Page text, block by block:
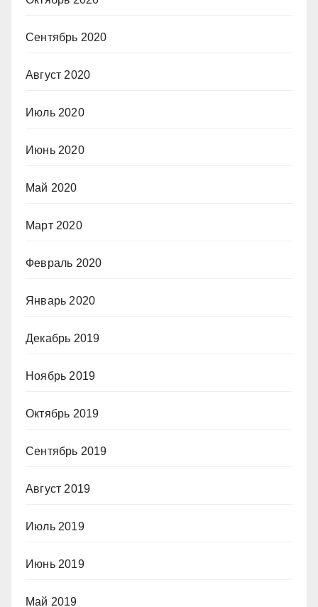
Сентябрь 2020
Август 2020
Июль 2020
Июнь 2020
Май 2020
Март 2020
Февраль 2020
Январь 2020
Декабрь 2019
Ноябрь 2019
Октябрь 2019
Сентябрь 2019
Август 2019
Июль 2019
Июнь 2019
Май 2019